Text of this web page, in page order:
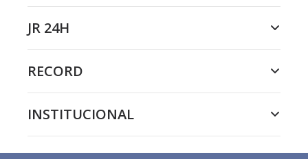
JR 24H
RECORD
INSTITUCIONAL